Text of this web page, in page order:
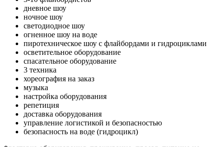
дневное шоу
ночное шоу
светодиодное шоу
огненное шоу на воде
пиротехническое шоу с флайбордами и гидроциклами
осветительное оборудование
спасательное оборудование
3 техника
хореография на заказ
музыка
настройка оборудования
репетиция
доставка оборудования
управление логистикой и безопасностью
безопасность на воде (гидроцикл)